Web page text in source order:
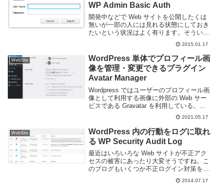
WP Admin Basic Auth
開発中などで Web サイトを公開したくは
無いが一部の人には見れる状態にしておき
たいという状況はよく有ります。そういう
ときには Basic 認証がよく利用されると思
います。.htaccess ファイルと .htpasswd
をサーバに置く事...
2015.01.17
WebSite
WordPress 単体でプロフィール画
像を管理・変更できるプラグイン
Avatar Manager
Wordpress ではユーザーのプロフィール画
像として利用する画像に外部の Web サー
ビスである Gravatar を利用している。
Gravatar に登録しておけば他の Web サー
ビスなどでも同一の画像をアバターとして
利用できる便利...
2021.05.17
WebSite
WordPress 内の行動をログに取れ
る WP Security Audit Log
最近はいろいろな Web サイトが不正アク
セスの被害にあったり大変そうですね。こ
のブログもいくつか不正ログイン対策を行
っていますがログインされた後の行動を監
視できないか, (このブログには居ないが)他
2014.07.17